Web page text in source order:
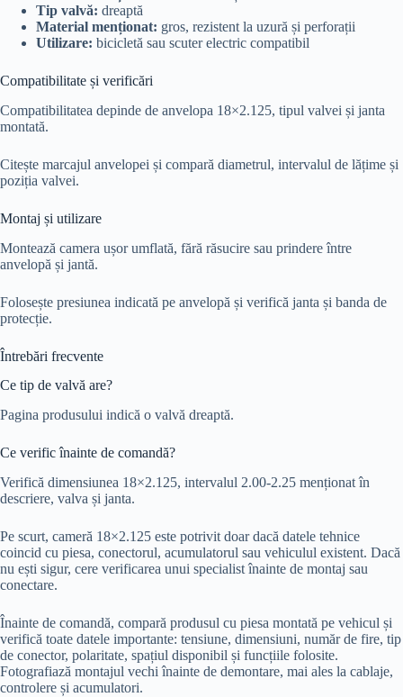
Tip valvă: dreaptă
Material menționat: gros, rezistent la uzură și perforații
Utilizare: bicicletă sau scuter electric compatibil
Compatibilitate și verificări
Compatibilitatea depinde de anvelopa 18×2.125, tipul valvei și janta
montată.
Citește marcajul anvelopei și compară diametrul, intervalul de lățime și
poziția valvei.
Montaj și utilizare
Montează camera ușor umflată, fără răsucire sau prindere între
anvelopă și jantă.
Folosește presiunea indicată pe anvelopă și verifică janta și banda de
protecție.
Întrebări frecvente
Ce tip de valvă are?
Pagina produsului indică o valvă dreaptă.
Ce verific înainte de comandă?
Verifică dimensiunea 18×2.125, intervalul 2.00-2.25 menționat în
descriere, valva și janta.
Pe scurt, cameră 18×2.125 este potrivit doar dacă datele tehnice
coincid cu piesa, conectorul, acumulatorul sau vehiculul existent. Dacă
nu ești sigur, cere verificarea unui specialist înainte de montaj sau
conectare.
Înainte de comandă, compară produsul cu piesa montată pe vehicul și
verifică toate datele importante: tensiune, dimensiuni, număr de fire, tip
de conector, polaritate, spațiul disponibil și funcțiile folosite.
Fotografiază montajul vechi înainte de demontare, mai ales la cablaje,
controlere și acumulatori.